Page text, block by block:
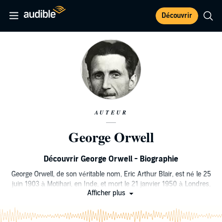
Découvrir
AUTEUR
George Orwell
Découvrir George Orwell - Biographie
George Orwell, de son véritable nom, Eric Arthur Blair, est né le 25
juin 1903 à Motihari, en Inde, et mort le 21 janvier 1950 à Londres,
est un écrivain, activiste, essayiste et journaliste britannique, plus
\
Afficher plus